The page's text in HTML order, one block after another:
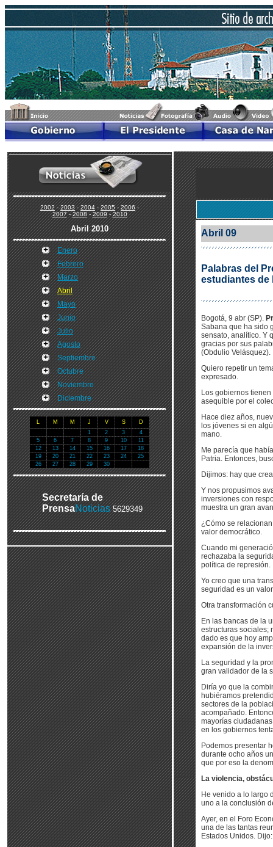
2002-2003-2004-2005-2006-
2007-2008-2009-2010
Abril 2010
Enero
Febrero
Marzo
Abril
Mayo
Junio
Julio
Agosto
Septiembre
Octubre
Noviembre
Diciembre
L M M J V S
D
1
2 3
4
5
6 7 8 9 10
11
12
13 14 15 16 17
18
19
20 21 22 23 24
25
26
27 28 29 30
Secretaría de
PrensaNoticias 5629349
Abril 09
Palabras del
estudiantes de
Bogotá, 9 abr (SP).
Sabana que ha sido
sensato, analítico. Y
gracias por sus
(Obdulio Velásquez).
Quiero repetir un
expresado.
Los gobiernos
asequible por el
Hace diez años,
los jóvenes si en
mano.
Me parecía que
Patria. Entonces,
Dijimos: hay que
Y nos propusimos
inversiones con
muestra un gran
¿Cómo se
valor democrático.
Cuando mi
rechazaba la
política de represión.
Yo creo que una
seguridad es un
Otra transformación
En las bancas de la
estructuras sociales;
dado es que hoy
expansión de la
La seguridad y la
gran validador de la
Diría yo que la
hubiéramos
sectores de la
acompañado.
mayorías
en los gobiernos
Podemos presentar
durante ocho años
que por eso la
La violencia,
He venido a lo largo
uno a la conclusión
Ayer, en el Foro
una de las tantas
Estados Unidos.